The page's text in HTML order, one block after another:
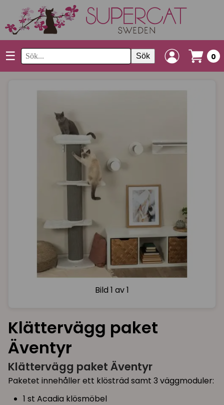
☰ Sök 0
Bild 1 av 1
Klättervägg paket
Äventyr
Klättervägg paket Äventyr
Paketet innehåller ett klösträd samt 3 väggmoduler:
1 st Acadia klösmöbel